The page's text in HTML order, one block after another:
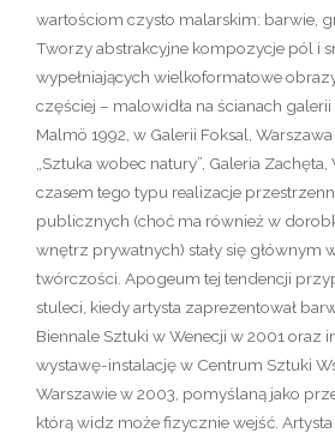
wartościom czysto malarskim: barwie,
Tworzy abstrakcyjne kompozycje pól i
wypełniających wielkoformatowe
częściej – malowidła na ścianach
Malmö 1992, w Galerii Foksal,
„Sztuka wobec natury”, Galeria
czasem tego typu realizacje
publicznych (choć ma również w
wnętrz prywatnych) stały się głównym
twórczości. Apogeum tej tendencji
stuleci, kiedy artysta zaprezentował
Biennale Sztuki w Wenecji w 2001 oraz
wystawę-instalację w Centrum Sztuki
Warszawie w 2003, pomyślaną jako
którą widz może fizycznie wejść.